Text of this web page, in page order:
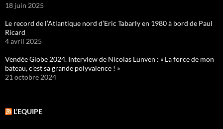
18 juin 2025
Le record de l’Atlantique nord d’Eric Tabarly en 1980 à bord de Paul
Ricard
4 avril 2025
Vendée Globe 2024. Interview de Nicolas Lunven : « La force de mon
bateau, c’est sa grande polyvalence ! »
21 octobre 2024
L’EQUIPE